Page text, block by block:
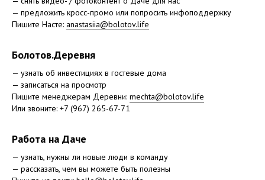
— предложить кросс-промо или попросить инфоподдержку
Пишите Насте: anastasiia@bolotov.life
Болотов.Деревня
— узнать об инвестициях в гостевые дома
— записаться на просмотр
Пишите менеджерам Деревни: mechta@bolotov.life
Или звоните: +7 (967) 265-67-71
Работа на Даче
— узнать, нужны ли новые люди в команду
— рассказать, чем вы можете быть полезны